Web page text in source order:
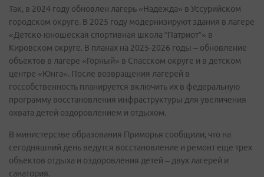
Так, в 2024 году обновлен лагерь «Надежда» в Уссурийском
городском округе. В 2025 году модернизируют здания в лагере
«Детско-юношеская спортивная школа “Патриот”» в
Кировском округе. В планах на 2025-2026 годы – обновление
объектов в лагере «Горный» в Спасском округе и в детском
центре «Юнга». После возвращения лагерей в
госсобственность планируется включить их в федеральную
программу восстановления инфраструктуры для увеличения
охвата детей оздоровлением и отдыхом.
В министерстве образования Приморья сообщили, что на
сегодняшний день ведутся восстановление и ремонт еще трех
объектов отдыха и оздоровления детей – двух лагерей и
санатория.